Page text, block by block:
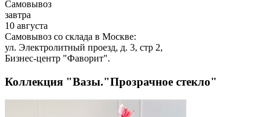
Самовывоз
завтра
10 августа
Самовывоз со склада в Москве:
ул. Электролитный проезд, д. 3, стр 2,
Бизнес-центр "Фаворит".
Коллекция "Вазы."Прозрачное стекло"